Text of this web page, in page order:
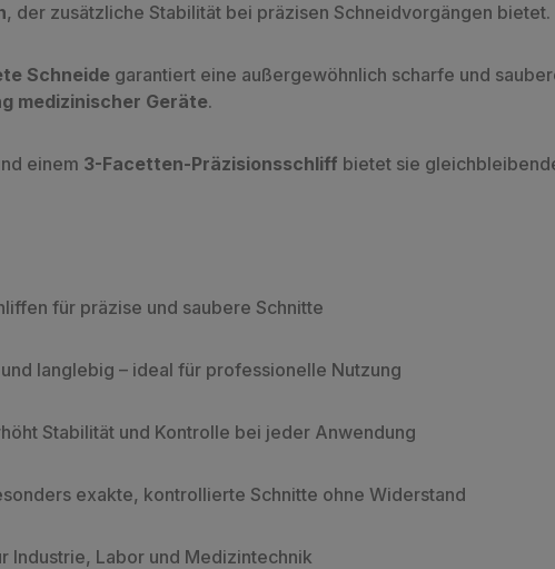
, der zusätzliche Stabilität bei präzisen Schneidvorgängen bietet.
Schneide garantiert eine außergewöhnlich scharfe und
medizinischer Geräte.
einem 3-Facetten-Präzisionsschliff bietet sie
für präzise und saubere Schnitte
langlebig – ideal für professionelle Nutzung
Stabilität und Kontrolle bei jeder Anwendung
exakte, kontrollierte Schnitte ohne Widerstand
Industrie, Labor und Medizintechnik